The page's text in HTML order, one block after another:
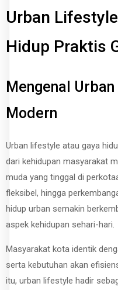
Urban
Hidup Praktis
Mengenal
Modern
Urban lifestyle atau gaya
dari kehidupan masyarakat
muda yang tinggal di
fleksibel, hingga
hidup urban semakin
aspek kehidupan sehari-hari.
Masyarakat kota identik
serta kebutuhan akan
itu, urban lifestyle hadir